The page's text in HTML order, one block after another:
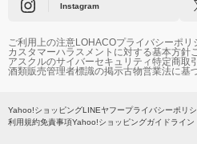
Instagram
ご利用上の注意LOHACOプライバシーポリ
カスタマーハラスメントに対する基本方針
アスクルのサイバーセキュリティ特定商取
酒類販売管理者標識の掲示古物営業法に基
Yahoo!ショッピングLINEヤフープライバシーポリ
利用規約免責事項Yahoo!ショッピングガイドライン